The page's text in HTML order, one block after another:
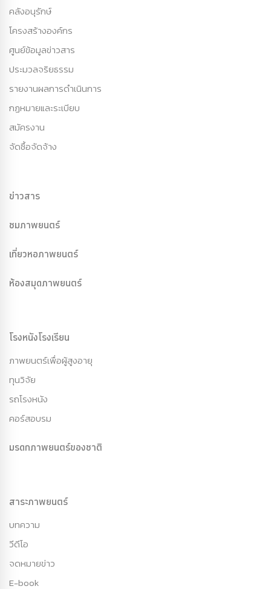
คลังอนุรักษ์
โครงสร้างองค์กร
ศูนย์ข้อมูลข่าวสาร
ประมวลจริยธรรม
รายงานผลการดำเนินการ
กฏหมายและระเบียบ
สมัครงาน
จัดซื้อจัดจ้าง
ข่าวสาร
ชมภาพยนตร์
เที่ยวหอภาพยนตร์
ห้องสมุดภาพยนตร์
โรงหนังโรงเรียน
ภาพยนตร์เพื่อผู้สูงอายุ
ทุนวิจัย
รถโรงหนัง
คอร์สอบรม
มรดกภาพยนตร์ของชาติ
สาระภาพยนตร์
บทความ
วีดีโอ
จดหมายข่าว
E-book